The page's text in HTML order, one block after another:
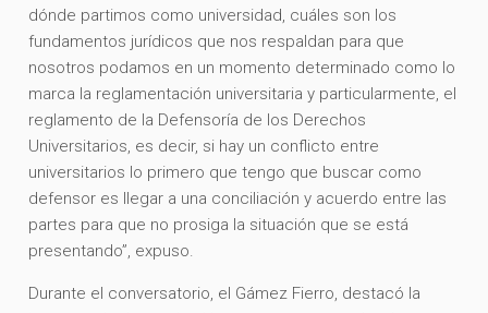
dónde partimos como universidad, cuáles son los
fundamentos jurídicos que nos respaldan para que
nosotros podamos en un momento determinado como lo
marca la reglamentación universitaria y particularmente, el
reglamento de la Defensoría de los Derechos
Universitarios, es decir, si hay un conflicto entre
universitarios lo primero que tengo que buscar como
defensor es llegar a una conciliación y acuerdo entre las
partes para que no prosiga la situación que se está
presentando”, expuso.
Durante el conversatorio, el Gámez Fierro, destacó la